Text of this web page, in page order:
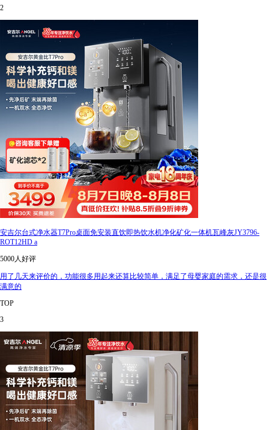
2
安吉尔台式净水器T7Pro桌面免安装直饮即热饮水机净化矿化一体机瓦峰灰JY3796-
ROT12HD a
5000人好评
用了几天来评价的，功能很多用起来还算比较简单，满足了母婴家庭的需求，还是很
满意的
TOP
3